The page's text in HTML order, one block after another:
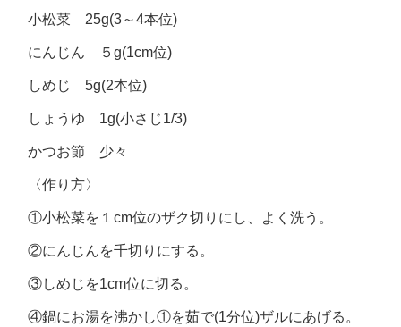
小松菜 25g(3～4本位)
にんじん ５g(1cm位)
しめじ 5g(2本位)
しょうゆ 1g(小さじ1/3)
かつお節 少々
〈作り方〉
①小松菜を１cm位のザク切りにし、よく洗う。
②にんじんを千切りにする。
③しめじを1cm位に切る。
④鍋にお湯を沸かし①を茹で(1分位)ザルにあげる。